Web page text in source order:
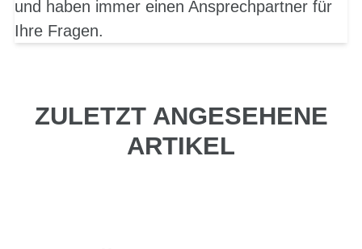
und haben immer einen Ansprechpartner für
Ihre Fragen.
ZULETZT ANGESEHENE
ARTIKEL